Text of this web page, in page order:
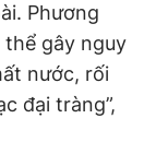
Phương
gây nguy
nước, rối
đại tràng”,